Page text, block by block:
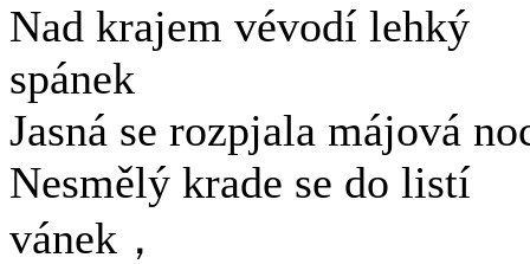
Nad krajem vévodí lehký
spánek
Jasná se rozpjala májová
Nesmělý krade se do listí
vánek，